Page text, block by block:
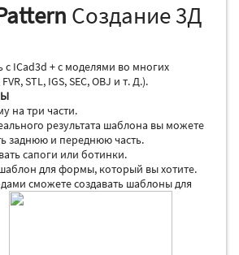
Создание 3Д
ICad3d + с моделями во многих
STL, IGS, SEC, OBJ и т. Д.).
на три части.
результата шаблона вы можете
заднюю и переднюю часть.
сапоги или ботинки.
для формы, который вы хотите.
сможете создавать шаблоны для